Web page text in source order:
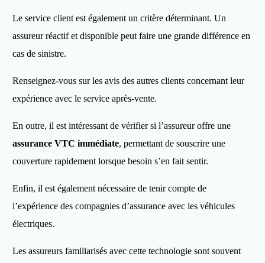
Le service client est également un critère déterminant. Un
assureur réactif et disponible peut faire une grande différence en
cas de sinistre.
Renseignez-vous sur les avis des autres clients concernant leur
expérience avec le service après-vente.
En outre, il est intéressant de vérifier si l’assureur offre une
assurance VTC immédiate, permettant de souscrire une
couverture rapidement lorsque besoin s’en fait sentir.
Enfin, il est également nécessaire de tenir compte de
l’expérience des compagnies d’assurance avec les véhicules
électriques.
Les assureurs familiarisés avec cette technologie sont souvent